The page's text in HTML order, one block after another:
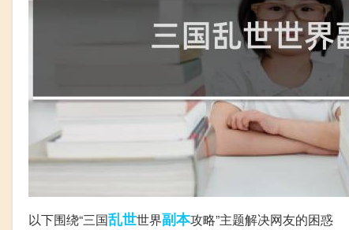
以下围绕“三国乱世世界副本攻略”主题解决网友的困惑